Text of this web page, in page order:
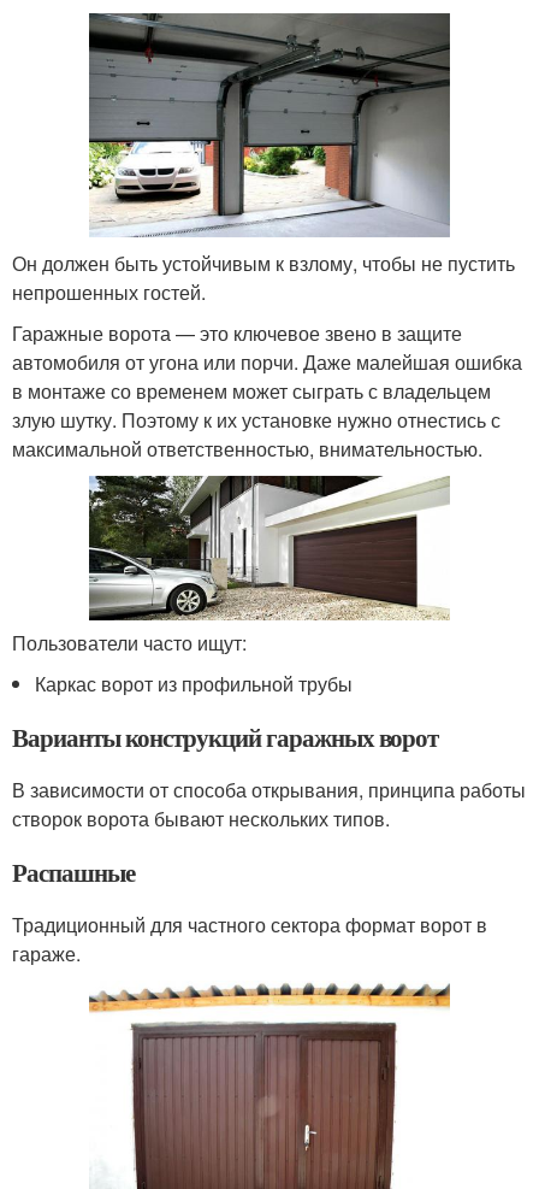
Он должен быть устойчивым к взлому, чтобы не пустить
непрошенных гостей.
Гаражные ворота — это ключевое звено в защите
автомобиля от угона или порчи. Даже малейшая ошибка
в монтаже со временем может сыграть с владельцем
злую шутку. Поэтому к их установке нужно отнестись с
максимальной ответственностью, внимательностью.
Пользователи часто ищут:
Каркас ворот из профильной трубы
Варианты конструкций гаражных ворот
В зависимости от способа открывания, принципа работы
створок ворота бывают нескольких типов.
Распашные
Традиционный для частного сектора формат ворот в
гараже.